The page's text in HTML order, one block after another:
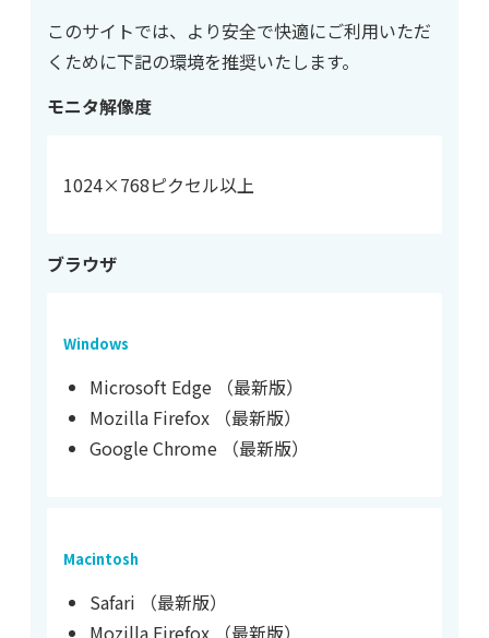
このサイトでは、より安全で快適にご利用いただ
くために下記の環境を推奨いたします。
モニタ解像度
1024×768ピクセル以上
ブラウザ
Windows
Microsoft Edge （最新版）
Mozilla Firefox （最新版）
Google Chrome （最新版）
Macintosh
Safari （最新版）
Mozilla Firefox （最新版）